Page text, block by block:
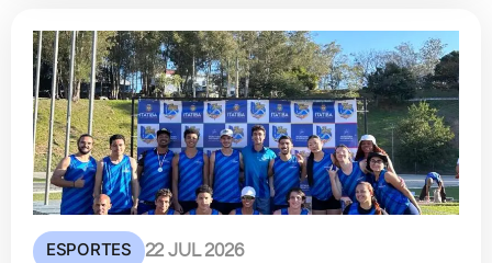
ESPORTES 22 JUL 2026